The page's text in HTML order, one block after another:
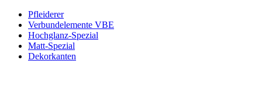
Pfleiderer
Verbundelemente VBE
Hochglanz-Spezial
Matt-Spezial
Dekorkanten